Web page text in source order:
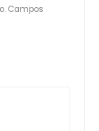
Campos